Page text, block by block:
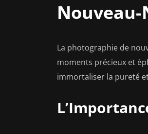
Nouveau-
La photographie de
moments précieux et
immortaliser la pureté